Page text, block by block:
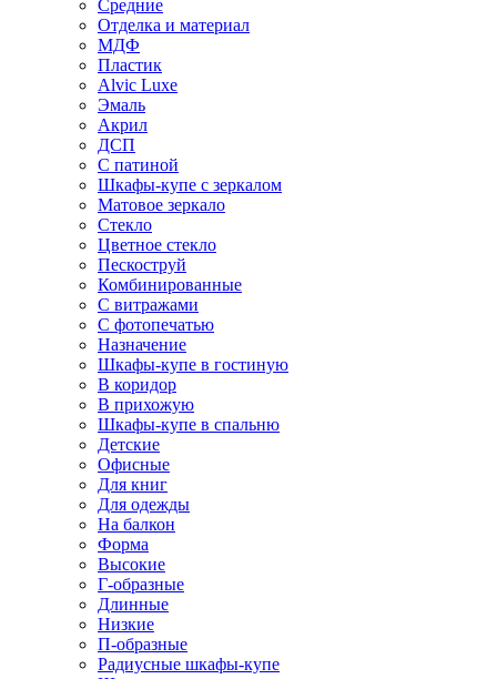
Средние
Отделка и материал
МДФ
Пластик
Alvic Luxe
Эмаль
Акрил
ДСП
С патиной
Шкафы-купе с зеркалом
Матовое зеркало
Стекло
Цветное стекло
Пескоструй
Комбинированные
С витражами
С фотопечатью
Назначение
Шкафы-купе в гостиную
В коридор
В прихожую
Шкафы-купе в спальню
Детские
Офисные
Для книг
Для одежды
На балкон
Форма
Высокие
Г-образные
Длинные
Низкие
П-образные
Радиусные шкафы-купе